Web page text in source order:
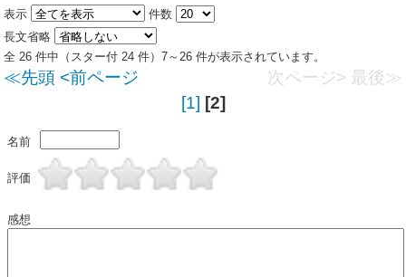
表示
件数
長文省略
全 26 件中（スター付 24 件）7～26 件が表示されています。
≪先頭 <前ページ 次ページ> 最後≫
[1] [2]
名前
評価
感想